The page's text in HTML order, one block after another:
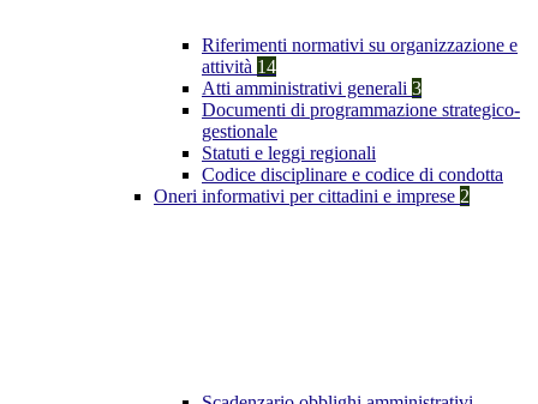
Riferimenti normativi su organizzazione e
attività 14
Atti amministrativi generali 3
Documenti di programmazione strategico-
gestionale
Statuti e leggi regionali
Codice disciplinare e codice di condotta
Oneri informativi per cittadini e imprese 2